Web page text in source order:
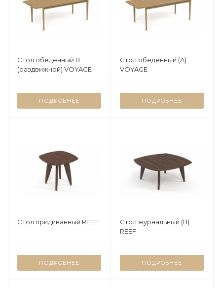
Стол обеденный В
(раздвижной) VOYAGE
ПОДРОБНЕЕ
Стол обеденный (A)
VOYAGE
ПОДРОБНЕЕ
Стол придиванный REEF
ПОДРОБНЕЕ
Стол журнальный (В)
REEF
ПОДРОБНЕЕ